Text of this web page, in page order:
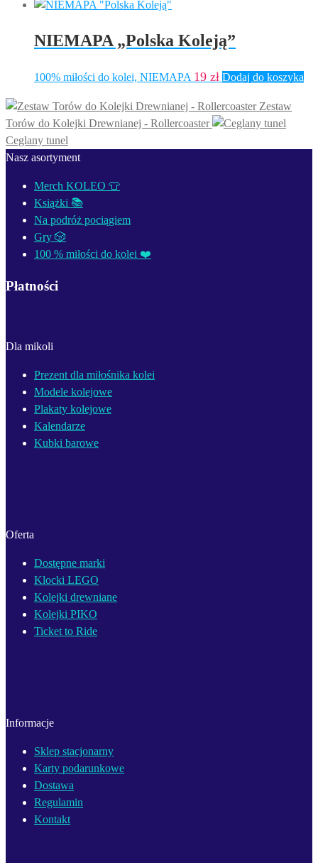
NIEMAPA „Polska Koleją”
100% miłości do kolei, NIEMAPA 19 zł Dodaj do koszyka
Zestaw
Torów do Kolejki Drewnianej - Rollercoaster
Ceglany tunel
Nasz asortyment
Merch KOLEO 👕
Książki 📚
Na podróż pociągiem
Gry 🎲
100 % miłości do kolei ❤️
Płatności
Dla mikoli
Prezent dla miłośnika kolei
Modele kolejowe
Plakaty kolejowe
Kalendarze
Kubki barowe
Oferta
Dostępne marki
Klocki LEGO
Kolejki drewniane
Kolejki PIKO
Ticket to Ride
Informacje
Sklep stacjonarny
Karty podarunkowe
Dostawa
Regulamin
Kontakt